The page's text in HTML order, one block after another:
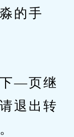
的手
—页继
退出转